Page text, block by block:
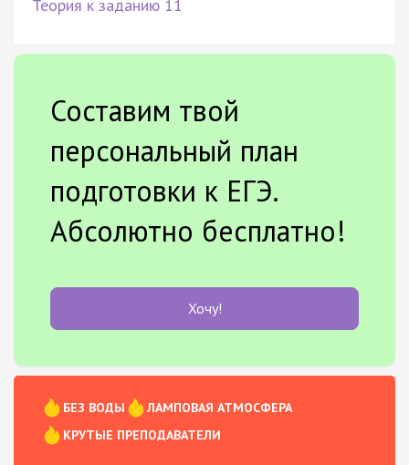
Теория к заданию 11
Составим твой
персональный план
подготовки к ЕГЭ.
Абсолютно бесплатно!
Хочу!
БЕЗ ВОДЫ
ЛАМПОВАЯ АТМОСФЕРА
КРУТЫЕ ПРЕПОДАВАТЕЛИ